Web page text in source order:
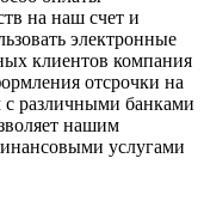
на наш счет и
электронные
клиентов компания
отсрочки на
различными банками
нашим
услугами